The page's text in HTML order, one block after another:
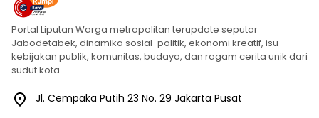
Portal Liputan Warga metropolitan terupdate seputar
Jabodetabek, dinamika sosial-politik, ekonomi kreatif, isu
kebijakan publik, komunitas, budaya, dan ragam cerita unik dari
sudut kota.
Jl. Cempaka Putih 23 No. 29 Jakarta Pusat